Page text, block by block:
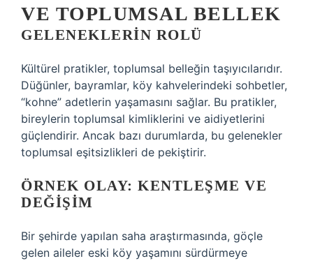
VE TOPLUMSAL BELLEK
GELENEKLERIN ROLÜ
Kültürel pratikler, toplumsal belleğin taşıyıcılarıdır.
Düğünler, bayramlar, köy kahvelerindeki sohbetler,
“kohne” adetlerin yaşamasını sağlar. Bu pratikler,
bireylerin toplumsal kimliklerini ve aidiyetlerini
güçlendirir. Ancak bazı durumlarda, bu gelenekler
toplumsal eşitsizlikleri de pekiştirir.
ÖRNEK OLAY: KENTLEŞME VE
DEĞIŞIM
Bir şehirde yapılan saha araştırmasında, göçle
gelen aileler eski köy yaşamını sürdürmeye